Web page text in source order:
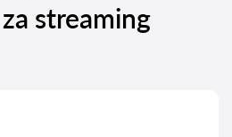
streaming